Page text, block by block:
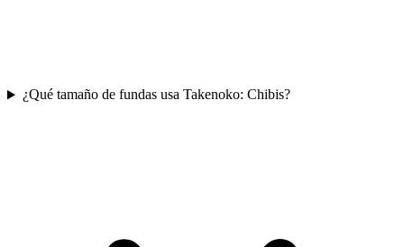
¿Qué tamaño de fundas usa Takenoko: Chibis?